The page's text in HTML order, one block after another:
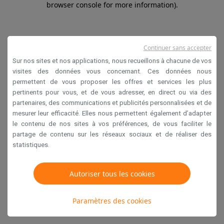
browser console for more information).
Sur nos sites et nos applications, nous recueillons à chacune de vos
visites des données vous concernant. Ces données nous
permettent de vous proposer les offres et services les plus
pertinents pour vous, et de vous adresser, en direct ou via des
partenaires, des communications et publicités personnalisées et de
mesurer leur efficacité. Elles nous permettent également d’adapter
le contenu de nos sites à vos préférences, de vous faciliter le
partage de contenu sur les réseaux sociaux et de réaliser des
statistiques.
Autoriser tous les cookies
Paramètres des cookies
Continuer sans accepter